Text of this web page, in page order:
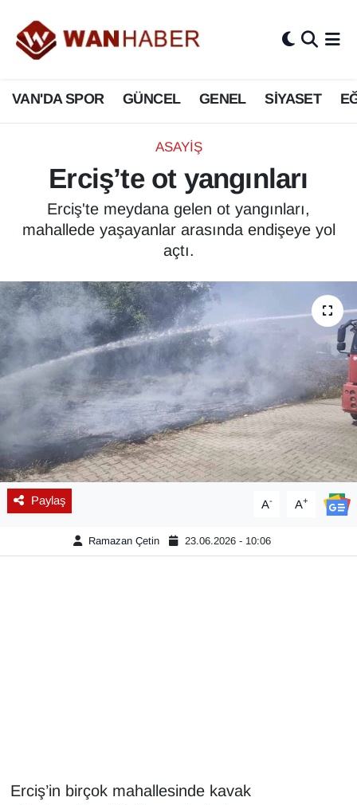
VAN'DA SPOR GÜNCEL GENEL SİYASET
ASAYİŞ
Erciş’te ot yangınları
Erciş'te meydana gelen ot yangınları,
mahallede yaşayanlar arasında endişeye yol
açtı.
Paylaş A- A+
Ramazan Çetin 23.06.2026 - 10:06
Erciş’in birçok mahallesinde kavak
3.SAYFA
ASAYİŞ
BİLİM VE TEKNOLOJİ
Biyografi
Bölge Haberleri
Deprem
Dernekler, Odalar
Diğer
DÜNYA
EĞİTİM
EKONOMİ
Eleman
Haber
Van Nöbetçi Eczaneler
Van Hava Durumu
Van Namaz Vakitleri
Van Trafik Yoğunluk Haritası
Süper Lig Puan Durumu ve Fikstür
Son Dakika Haberleri
Haber Arşivi